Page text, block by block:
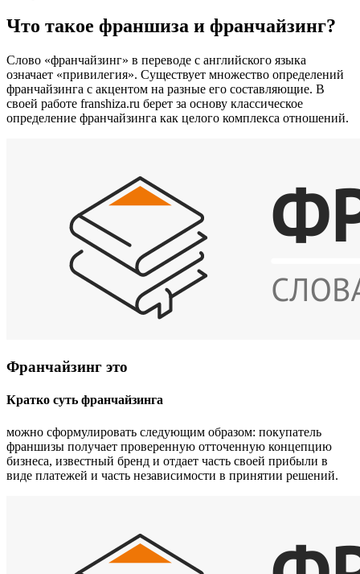
Что такое франшиза и франчайзинг?
Слово «франчайзинг» в переводе с английского языка
означает «привилегия». Существует множество определений
франчайзинга с акцентом на разные его составляющие. В
своей работе franshiza.ru берет за основу классическое
определение франчайзинга как целого комплекса отношений.
Франчайзинг это
Кратко суть франчайзинга
можно сформулировать следующим образом: покупатель
франшизы получает проверенную отточенную концепцию
бизнеса, известный бренд и отдает часть своей прибыли в
виде платежей и часть независимости в принятии решений.